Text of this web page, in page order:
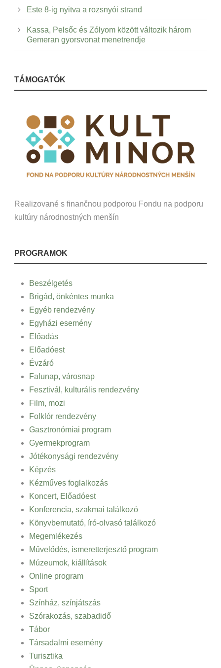
Este 8-ig nyitva a rozsnyói strand
Kassa, Pelsőc és Zólyom között változik három
Gemeran gyorsvonat menetrendje
TÁMOGATÓK
Realizované s finančnou podporou Fondu na podporu
kultúry národnostných menšín
PROGRAMOK
Beszélgetés
Brigád, önkéntes munka
Egyéb rendezvény
Egyházi esemény
Előadás
Előadóest
Évzáró
Falunap, városnap
Fesztivál, kulturális rendezvény
Film, mozi
Folklór rendezvény
Gasztronómiai program
Gyermekprogram
Jótékonysági rendezvény
Képzés
Kézműves foglalkozás
Koncert, Előadóest
Konferencia, szakmai találkozó
Könyvbemutató, író-olvasó találkozó
Megemlékezés
Művelődés, ismeretterjesztő program
Múzeumok, kiállítások
Online program
Sport
Színház, színjátszás
Szórakozás, szabadidő
Tábor
Társadalmi esemény
Turisztika